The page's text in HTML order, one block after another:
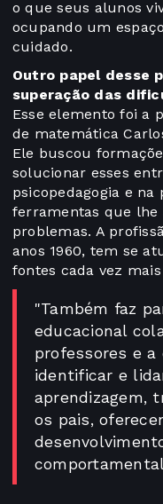
o que seus alunos
ocupando um
cuidado.
Outro papel desse
superação das
Esse elemento foi a
de matemática
Ele buscou
solucionar esses
psicopedagogia e na
ferramentas que lhe
problemas. A
anos 1960, tem se
fontes cada vez
"Também faz
educacional
professores e a
identificar e
aprendizagem,
os pais,